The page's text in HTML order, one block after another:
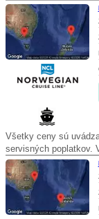
Všetky ceny sú
servisných poplatkov.